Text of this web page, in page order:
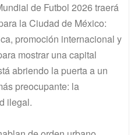
de Futbol 2026 traerá
la Ciudad de México:
promoción internacional y
mostrar una capital
abriendo la puerta a un
preocupante: la
ilegal.